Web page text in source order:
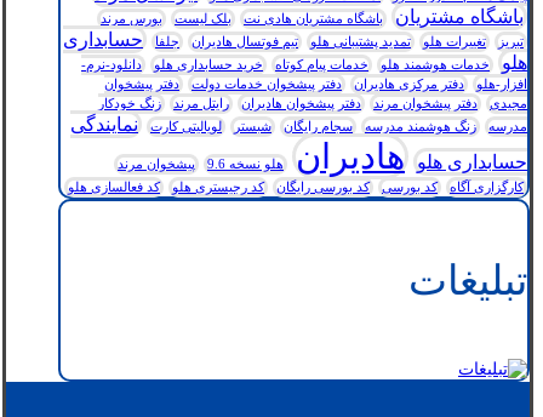
باشگاه مشتریان
باشگاه مشتریان هادی نت بلک لیست
بورس مرند
تبریز
تغییرات هلو تمدید پشتیبانی هلو تیم فوتسال هادیران جلفا
حسابداری
هلو
خدمات هوشمند هلو خدمات پیام کوتاه خرید حسابداری هلو
دانلود-نرم-
افزار-هلو
دفتر مرکزی هادیران دفتر پیشخوان خدمات دولت
دفتر پیشخوان
مجیدی
دفتر پیشخوان مرند دفتر پیشخوان هادیران رایتل مرند
زنگ خودکار
مدرسه
زنگ هوشمند مدرسه سجام رایگان شبستر لویالیتی کارت
نمایندگی
حسابداری هلو هادیران هلو نسخه 9.6
پیشخوان مرند
کارگزاری آگاه
کد بورسی کد بورسی رایگان کد رجیستری هلو کد فعالسازی هلو
تبلیغات